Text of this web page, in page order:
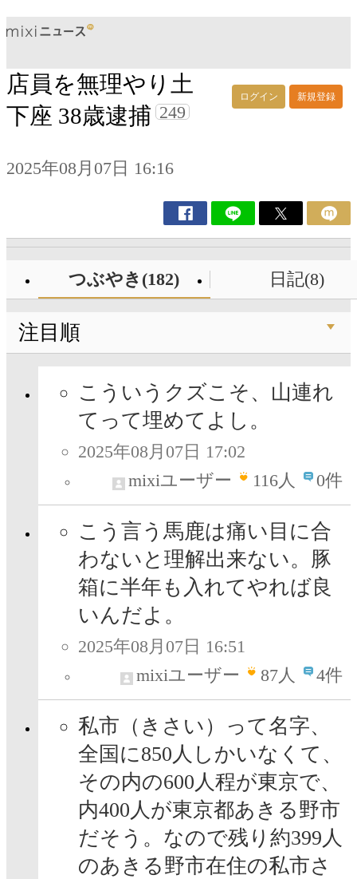
ログイン 新規登録
店員を無理やり土
下座 38歳逮捕 249
2025年08月07日 16:16
つぶやき(182) 日記(8)
注目順
こういうクズこそ、山連れ
てって埋めてよし。
2025年08月07日 17:02
mixiユーザー
116人 0件
こう言う馬鹿は痛い目に合
わないと理解出来ない。豚
箱に半年も入れてやれば良
いんだよ。
2025年08月07日 16:51
mixiユーザー
87人 4件
私市（きさい）って名字、
全国に850人しかいなくて、
その内の600人程が東京で、
内400人が東京都あきる野市
だそう。なので残り約399人
のあきる野市在住の私市さ